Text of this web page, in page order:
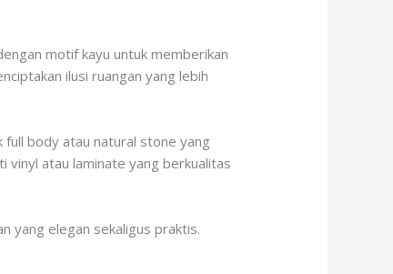
motif kayu untuk memberikan
ilusi ruangan yang lebih
body atau natural stone yang
vinyl atau laminate yang berkualitas
yang elegan sekaligus praktis.